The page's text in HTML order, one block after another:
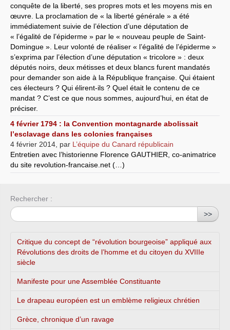
conquête de la liberté, ses propres mots et les moyens mis en
œuvre. La proclamation de « la liberté générale » a été
immédiatement suivie de l’élection d’une députation de
« l’égalité de l’épiderme » par le « nouveau peuple de Saint-
Domingue ». Leur volonté de réaliser « l’égalité de l’épiderme »
s’exprima par l’élection d’une députation « tricolore » : deux
députés noirs, deux métisses et deux blancs furent mandatés
pour demander son aide à la République française. Qui étaient
ces électeurs ? Qui élirent-ils ? Quel était le contenu de ce
mandat ? C’est ce que nous sommes, aujourd’hui, en état de
préciser.
4 février 1794 : la Convention montagnarde abolissait
l’esclavage dans les colonies françaises
4 février 2014 par L’équipe du Canard républicain
Entretien avec l’historienne Florence GAUTHIER, co-animatrice
du site revolution-francaise.net (…)
Rechercher :
>>
Critique du concept de “révolution bourgeoise” appliqué aux
Révolutions des droits de l’homme et du citoyen du XVIIIe
siècle
Manifeste pour une Assemblée Constituante
Le drapeau européen est un emblème religieux chrétien
Grèce, chronique d’un ravage